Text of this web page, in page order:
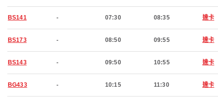
BS141 - 07:30 08:35 達卡
BS173 - 08:50 09:55 達卡
BS143 - 09:50 10:55 達卡
BG433 - 10:15 11:30 達卡